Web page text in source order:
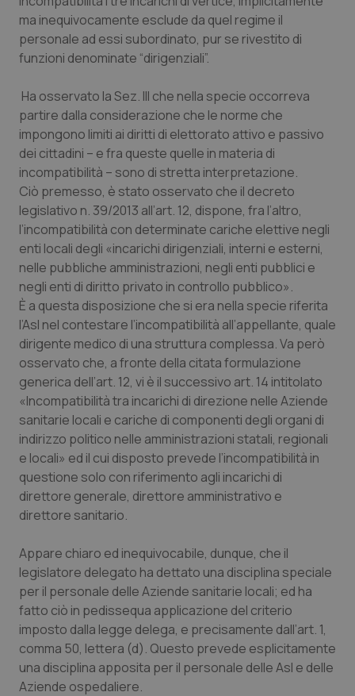
Provincia Autonoma di Bolzano
Provincia Autonoma di Trento
Puglia
Sardegna
Sicilia
Toscana
Umbria
Valle D’Aosta
Veneto
Infezioni & Febbre
Ipertensione & Scompenso
Malattie rare
Malattia di Crohn & Rettocolite Ulcerosa
Neuroscienze & patologie neurodegenerative
Obesità
Oftalmologia
Oncodermatologia
Oncoematologia
Oncologia & Nutrizione
Psoriasi & pelle
Quotidiano Cardiologia
Quotidiano Chirurgia
Quotidiano Oncologia
Quotidiano Pediatria
Rene & patologie urogenitali
Salute orale & impianti
ma inequivocamente esclude da quel regime il
personale ad essi subordinato, pur se rivestito di
funzioni denominate “dirigenziali”.
Ha osservato la Sez. III che nella specie occorreva
partire dalla considerazione che le norme che
impongono limiti ai diritti di elettorato attivo e passivo
dei cittadini – e fra queste quelle in materia di
incompatibilità – sono di stretta interpretazione.
Ciò premesso, è stato osservato che il decreto
legislativo n. 39/2013 all’art. 12, dispone, fra l’altro,
l’incompatibilità con determinate cariche elettive negli
enti locali degli «incarichi dirigenziali, interni e esterni,
nelle pubbliche amministrazioni, negli enti pubblici e
negli enti di diritto privato in controllo pubblico».
È a questa disposizione che si era nella specie riferita
l’Asl nel contestare l’incompatibilità all’appellante, quale
dirigente medico di una struttura complessa. Va però
osservato che, a fronte della citata formulazione
generica dell’art. 12, vi è il successivo art. 14 intitolato
«Incompatibilità tra incarichi di direzione nelle Aziende
sanitarie locali e cariche di componenti degli organi di
indirizzo politico nelle amministrazioni statali, regionali
e locali» ed il cui disposto prevede l’incompatibilità in
questione solo con riferimento agli incarichi di
direttore generale, direttore amministrativo e
direttore sanitario.
Appare chiaro ed inequivocabile, dunque, che il
legislatore delegato ha dettato una disciplina speciale
per il personale delle Aziende sanitarie locali; ed ha
fatto ciò in pedissequa applicazione del criterio
imposto dalla legge delega, e precisamente dall’art. 1,
comma 50, lettera (d). Questo prevede esplicitamente
una disciplina apposita per il personale delle Asl e delle
Aziende ospedaliere.